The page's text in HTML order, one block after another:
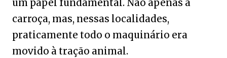
um papel fundamental. Não apenas a
carroça, mas, nessas localidades,
praticamente todo o maquinário era
movido à tração animal.